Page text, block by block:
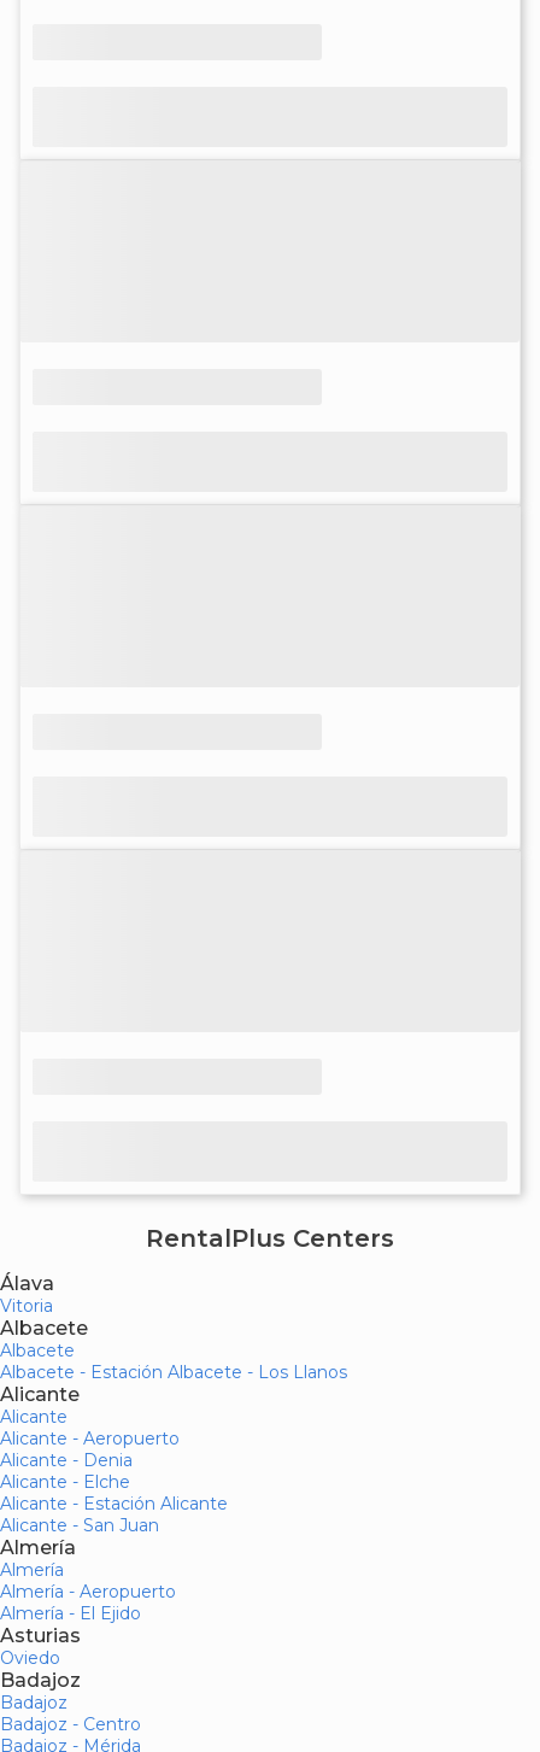
RentalPlus Centers
Álava
Vitoria
Albacete
Albacete
Albacete - Estación Albacete - Los Llanos
Alicante
Alicante
Alicante - Aeropuerto
Alicante - Denia
Alicante - Elche
Alicante - Estación Alicante
Alicante - San Juan
Almería
Almería
Almería - Aeropuerto
Almería - El Ejido
Asturias
Oviedo
Badajoz
Badajoz
Badajoz - Centro
Badajoz - Mérida